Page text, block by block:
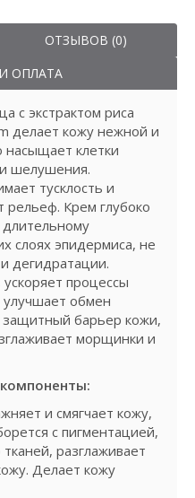
ОТЗЫВОВ (0)
ОПЛАТА
с экстрактом риса
делает кожу нежной и
насыщает клетки
и шелушения.
тусклость и
рельеф. Крем глубоко
длительному
слоях эпидермиса, не
дегидратации.
процессы
обмен
защитный барьер кожи,
морщинки и
и смягчает кожу,
с пигментацией,
разглаживает
Делает кожу